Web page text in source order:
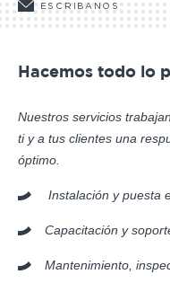
ESCRIBANOS
Hacemos todo lo
Nuestros servicios
ti y a tus clientes una
óptimo.
Instalación y puesta
Capacitación y
Mantenimiento,